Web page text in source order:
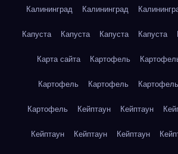
Калининград Калининград
Капуста Капуста Капуста Капуста
Карта сайта Картофель
Картофель Картофель Картофель
Картофель Кейптаун Кейптаун
Кейптаун Кейптаун Кейптаун